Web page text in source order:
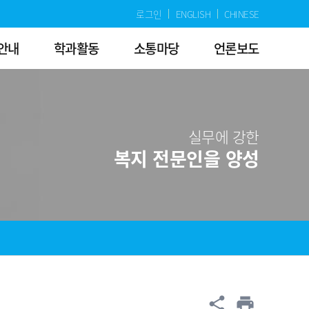
로그인 ENGLISH CHINESE
내 학과활동 소통마당 언론보도
실무에 강한
복지 전문인을 양성
공유
share print